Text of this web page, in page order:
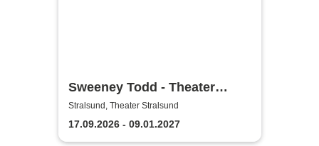
Sweeney Todd - Theater
Vorpommern
Stralsund, Theater Stralsund
17.09.2026 - 09.01.2027